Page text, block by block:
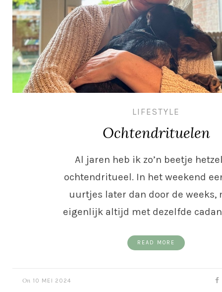
LIFESTYLE
Ochtendrituelen
Al jaren heb ik zo’n beetje
ochtendritueel. In het weekend
uurtjes later dan door de weeks,
eigenlijk altijd met dezelfde
READ MORE
On 10 MEI 2024